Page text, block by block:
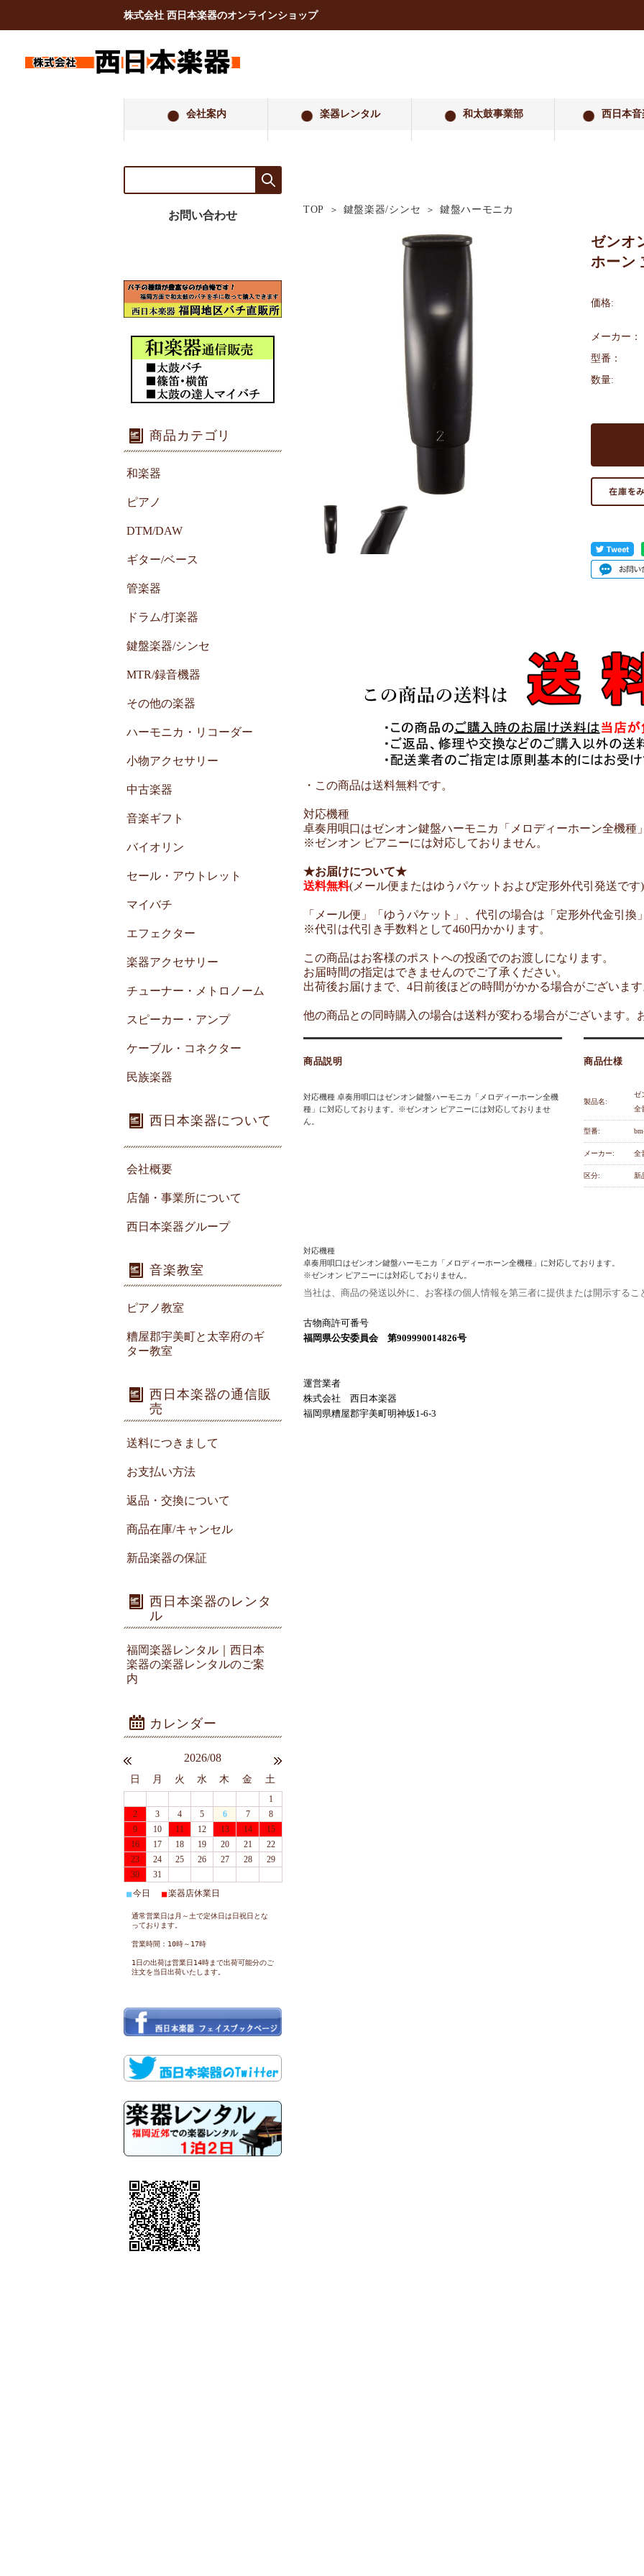
株式会社 西日本楽器のオンラインショップ
会社案内 楽器レンタル 和太鼓事業部 西日本
TOP 鍵盤楽器/シンセ 鍵盤ハーモニカ
ゼンオ
ホーン
価格:
メーカー：
型番：
数量:
・この商品は送料無料です。
対応機種
卓奏用唄口はゼンオン鍵盤ハーモニカ「メロディーホーン全機種
※ゼンオン ピアニーには対応しておりません。
★お届けについて★
送料無料(メール便またはゆうパケットおよび定形外代引発送です)
「メール便」「ゆうパケット」、代引の場合は「定形外代金引換
※代引は代引き手数料として460円かかります。
この商品はお客様のポストへの投函でのお渡しになります。
お届時間の指定はできませんのでご了承ください。
出荷後お届けまで、4日前後ほどの時間がかかる場合がございます
他の商品との同時購入の場合は送料が変わる場合がございます。
商品説明
対応機種 卓奏用唄口はゼンオン鍵盤ハーモニカ「メロディーホーン全機
種」に対応しております。※ゼンオン ピアニーには対応しておりませ
ん。
商品仕様
製品名:
ゼ
全
型番:
メーカー: 全
区分: 新
対応機種
卓奏用唄口はゼンオン鍵盤ハーモニカ「メロディーホーン全機種」に対応しております。
※ゼンオン ピアニーには対応しておりません。
当社は、商品の発送以外に、お客様の個人情報を第三者に提供または開示するこ
古物商許可番号
福岡県公安委員会 第909990014826号
運営業者
株式会社 西日本楽器
福岡県糟屋郡宇美町明神坂1-6-3
お問い合わせ
商品カテゴリ
和楽器
ピアノ
DTM/DAW
ギター/ベース
管楽器
ドラム/打楽器
鍵盤楽器/シンセ
MTR/録音機器
その他の楽器
ハーモニカ・リコーダー
小物アクセサリー
中古楽器
音楽ギフト
バイオリン
セール・アウトレット
マイバチ
エフェクター
楽器アクセサリー
チューナー・メトロノーム
スピーカー・アンプ
ケーブル・コネクター
民族楽器
西日本楽器について
会社概要
店舗・事業所について
西日本楽器グループ
音楽教室
ピアノ教室
糟屋郡宇美町と太宰府のギ
ター教室
西日本楽器の通信販
売
送料につきまして
お支払い方法
返品・交換について
商品在庫/キャンセル
新品楽器の保証
西日本楽器のレンタ
ル
福岡楽器レンタル｜西日本
楽器の楽器レンタルのご案
内
2026/08
日 月 火 水 木 金 土
1
2
3 4 5 6 7
8
9
10 11 12 13 14
15
16
17 18 19 20 21
22
23
24 25 26 27 28
29
30
31
■今日 ■楽器店休業日
通常営業日は月～土で定休日は日祝日とな
っております。
営業時間：10時～17時
1日の出荷は営業日14時まで出荷可能分のご
注文を当日出荷いたします。